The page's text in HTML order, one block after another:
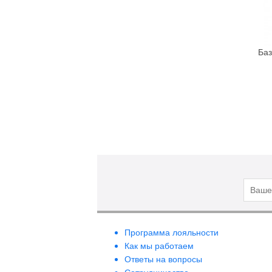
Benton
Bheyse
Bio-Logical
Программа лояльности
Как мы работаем
Ответы на вопросы